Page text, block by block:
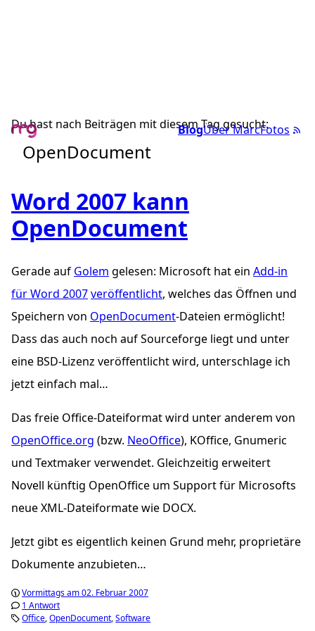
BlogÜber MarcFotos
Du hast nach Beiträgen mit diesem Tag gesucht:
OpenDocument
Word 2007 kann
OpenDocument
Gerade auf Golem gelesen: Microsoft hat ein Add-in
für Word 2007veröffentlicht, welches das Öffnen und
Speichern von OpenDocument-Dateien ermöglicht!
Dass das auch noch auf Sourceforge liegt und unter
eine BSD-Lizenz veröffentlicht wird, unterschlage ich
jetzt einfach mal…
Das freie Office-Dateiformat wird unter anderem von
OpenOffice.org (bzw. NeoOffice), KOffice, Gnumeric
und Textmaker verwendet. Gleichzeitig erweitert
Novell künftig OpenOffice um Support für Microsofts
neue XML-Dateiformate wie DOCX.
Jetzt gibt es eigentlich keinen Grund mehr, proprietäre
Dokumente anzubieten…
Vormittags am 02. Februar 2007
1 Antwort
Office OpenDocument Software